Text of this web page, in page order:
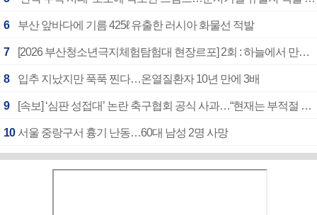
6 부산 앞바다에 기름 425ℓ 유출한 러시아 화물선 적발
7 [2026 부산청소년극지체험탐험대 현장르포] 2회 : 하늘에서 만난 얼음의 나라
8 입추 지났지만 푹푹 찐다…온열질환자 10년 만에 3배
9 [속보] ‘심판 성접대’ 논란 축구협회 공식 사과…“현재는 부적절 행위 없어”
10 서울 중랑구서 흉기 난동…60대 남성 2명 사망